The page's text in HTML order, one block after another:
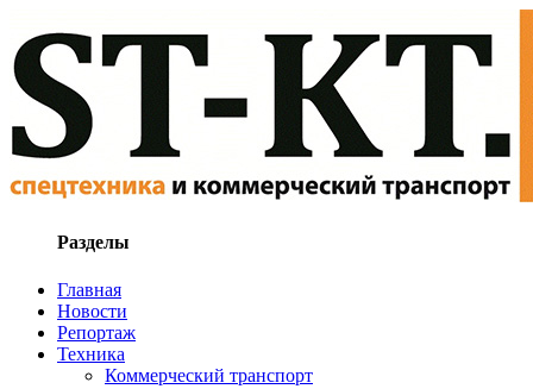
Разделы
Главная
Новости
Репортаж
Техника
Коммерческий транспорт